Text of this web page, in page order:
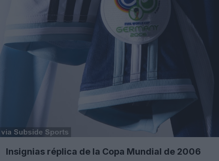
Insignias réplica de la Copa Mundial de 2006